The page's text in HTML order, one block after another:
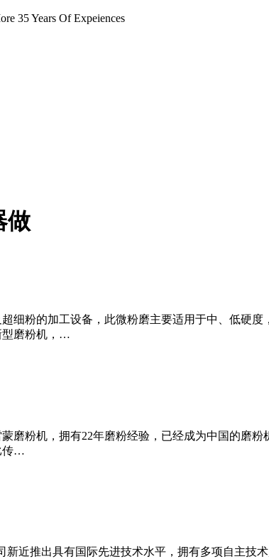
35 Years Of Expeiences
做
细粉的加工设备，此微粉磨主要适用于中、低硬
型磨粉机，…
磨粉机，拥有22年磨粉经验，已经成为中国的磨
传…
新近推出具有国际先进技术水平，拥有多项自主